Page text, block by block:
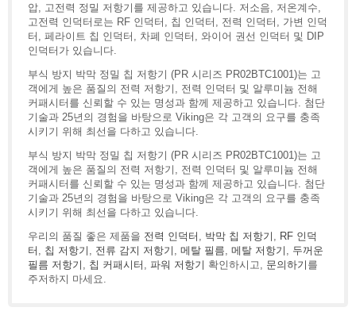
압, 고전력 정밀 저항기를 제공하고 있습니다. 저소음, 저온계수,
고전력 인덕터로는 RF 인덕터, 칩 인덕터, 전력 인덕터, 가변 인덕
터, 페라이트 칩 인덕터, 차폐 인덕터, 와이어 권선 인덕터 및 DIP
인덕터가 있습니다.
부식 방지 박막 정밀 칩 저항기 (PR 시리즈 PR02BTC1001)는 고
객에게 높은 품질의 전력 저항기, 전력 인덕터 및 알루미늄 전해
커패시터를 신뢰할 수 있는 명성과 함께 제공하고 있습니다. 첨단
기술과 25년의 경험을 바탕으로 Viking은 각 고객의 요구를 충족
시키기 위해 최선을 다하고 있습니다.
부식 방지 박막 정밀 칩 저항기 (PR 시리즈 PR02BTC1001)는 고
객에게 높은 품질의 전력 저항기, 전력 인덕터 및 알루미늄 전해
커패시터를 신뢰할 수 있는 명성과 함께 제공하고 있습니다. 첨단
기술과 25년의 경험을 바탕으로 Viking은 각 고객의 요구를 충족
시키기 위해 최선을 다하고 있습니다.
우리의 품질 좋은 제품을 전력 인덕터 박막 칩 저항기
RF 인덕
터
칩 저항기 전류 감지 저항기 메탈 필름 메탈 저항기
두꺼운
필름 저항기
칩 커패시터 파워 저항기 확인하시고, 문의하기 를
주저하지 마세요.